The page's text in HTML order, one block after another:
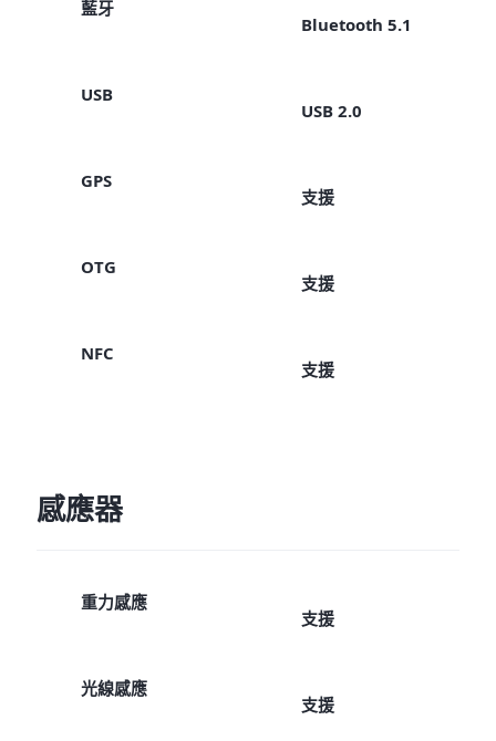
藍牙
Bluetooth 5.1
USB
USB 2.0
GPS
支援
OTG
支援
NFC
支援
感應器
重力感應
支援
光線感應
支援